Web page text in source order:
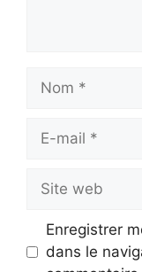
Nom
Site
web
Enregistrer
dans le